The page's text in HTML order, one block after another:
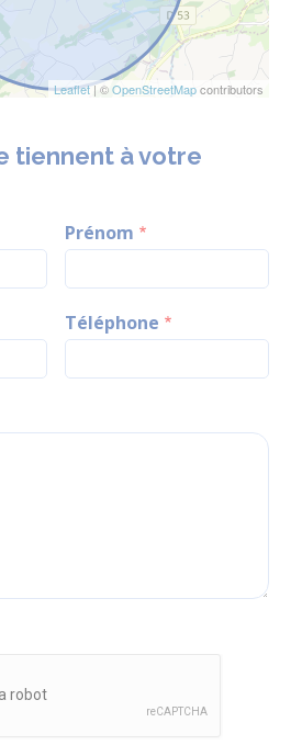
Leaflet| ©OpenStreetMapcontributors
tiennent à votre
Prénom
Téléphone